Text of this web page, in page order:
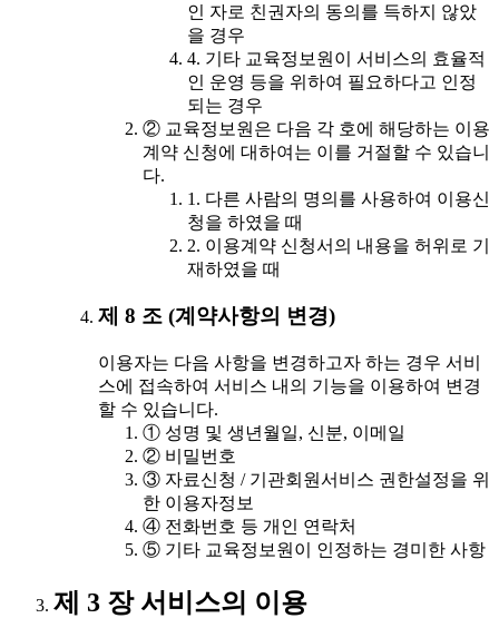
인 자로 친권자의 동의를 득하지 않았
을 경우
4. 기타 교육정보원이 서비스의 효율적
인 운영 등을 위하여 필요하다고 인정
되는 경우
② 교육정보원은 다음 각 호에 해당하는 이용
계약 신청에 대하여는 이를 거절할 수 있습니
다.
1. 다른 사람의 명의를 사용하여 이용신
청을 하였을 때
2. 이용계약 신청서의 내용을 허위로 기
재하였을 때
제 8 조 (계약사항의 변경)
이용자는 다음 사항을 변경하고자 하는 경우 서비
스에 접속하여 서비스 내의 기능을 이용하여 변경
할 수 있습니다.
① 성명 및 생년월일, 신분, 이메일
② 비밀번호
③ 자료신청 / 기관회원서비스 권한설정을 위
한 이용자정보
④ 전화번호 등 개인 연락처
⑤ 기타 교육정보원이 인정하는 경미한 사항
제 3 장 서비스의 이용